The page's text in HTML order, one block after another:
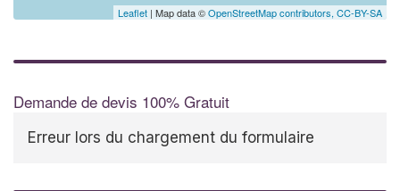
Leaflet | Map data ©OpenStreetMap contributors, CC-BY-SA
Demande de devis 100% Gratuit
Erreur lors du chargement du formulaire